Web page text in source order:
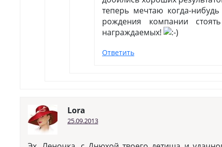
теперь мечтаю когда-
рождения компании
награждаемых!
Ответить
Lora
25.09.2013